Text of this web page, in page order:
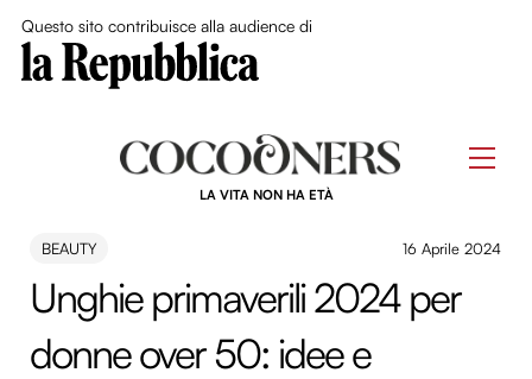
Questo sito contribuisce alla audience di
LA VITA NON HA ETÀ
BEAUTY 16 Aprile 2024
Unghie primaverili 2024 per
donne over 50: idee e